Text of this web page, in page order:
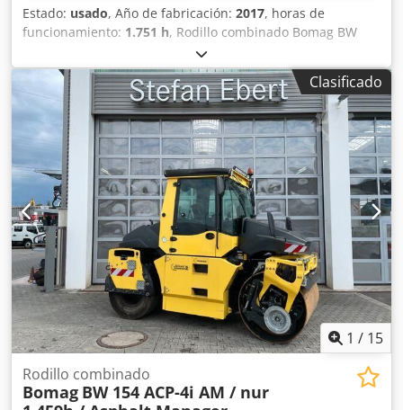
Estado: usado, Año de fabricación: 2017, horas de
funcionamiento: 1.751 h, Rodillo combinado Bomag BW
154 ACP-4i AM, año de fabricación: 2017, horas de
funcionamiento: solo 1.751 horas, motor: Kubota [55,4
kW/75 CV], sistema Asphalt Manager 2, cortadora de
asfalto a ambos lados, peso: 7.400 kg, tambor con
superficie lisa, buen estado, listo para su uso inmediato. Si
lo desea, le ofreceremos una opción de arrendamiento o
financiación. El Sr. Mihm (tel. ) estará encantado de
atenderle. Para obtener más información, visite nuestra
página web. Salvo errores y venta previa. Posibilidad de
alquiler. = Más información = Credpszq Tztjfx Af Ajf
Póngase en contacto con Tobias Ebert para obtener más
información.
Clasificado
1 / 15
Rodillo combinado
Bomag BW 154 ACP-4i AM / nur